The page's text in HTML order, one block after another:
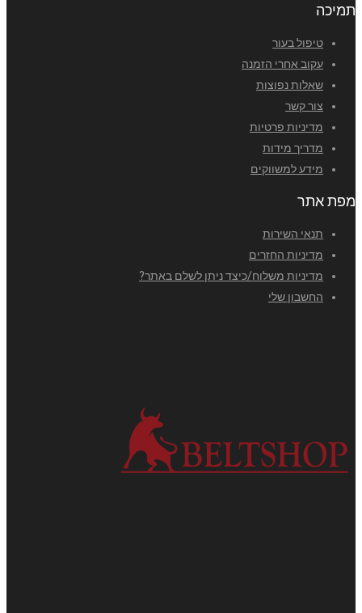
תמיכה
טיפול בעור
עקוב אחרי הזמנה
שאלות נפוצות
צור קשר
מדיניות פרטיות
מדריך מידות
מידע למשווקים
מפת אתר
תנאי השירות
מדיניות החזרים
מדיניות משלוח/כיצד ניתן לשלם באתר?
החשבון שלי